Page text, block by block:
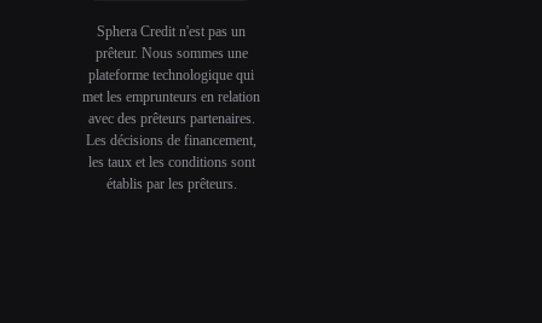
Sphera Credit n'est pas un
prêteur. Nous sommes une
plateforme technologique qui
met les emprunteurs en relation
avec des prêteurs partenaires.
Les décisions de financement,
les taux et les conditions sont
établis par les prêteurs.